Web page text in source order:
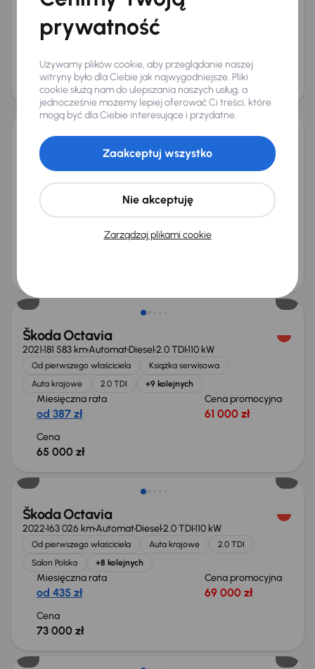
Miesięczna rata
Cena
57 000 zł
Taniej o 500 zł
Škoda Octavia
2024 1.5 TSI 85 kW
Auta krajowe
1.5 TSI +6 kolejnych
Miesięczna rata Cena promocyjna
Škoda Octavia
2021181 583 kmAutomatDiesel2.0 TDI110 kW
Od pierwszego właściciela
Książka serwisowa
Auta krajowe
2.0 TDI +9 kolejnych
Miesięczna rata
od 387 zł
Cena promocyjna
61 000 zł
Cena
65 000 zł
Świeżo skupione
Škoda Octavia
2022163 026 kmAutomatDiesel2.0 TDI110 kW
Od pierwszego właściciela Auta krajowe
2.0 TDI
Salon Polska
+8 kolejnych
Miesięczna rata
od 435 zł
Cena promocyjna
69 000 zł
Cena
73 000 zł
prywatność
Używamy plików cookie, aby przeglądanie naszej
witryny było dla Ciebie jak najwygodniejsze. Pliki
cookie służą nam do ulepszania naszych usług, a
jednocześnie możemy lepiej oferować Ci treści, które
mogą być dla Ciebie interesujące i przydatne.
Zarządzaj plikami cookie
Nie akceptuję
Zaakceptuj wszystko